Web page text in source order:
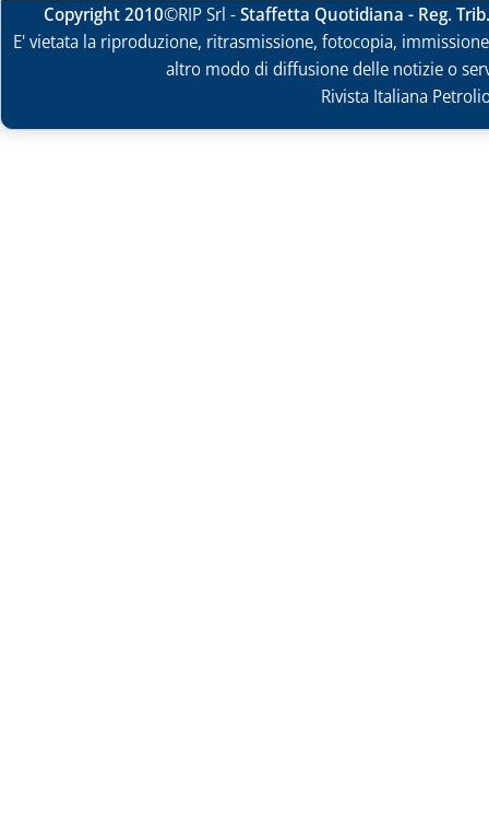
Copyright 2010©RIP Srl -Staffetta Quotidiana - Reg.
E' vietata la riproduzione, ritrasmissione, fotocopia,
altro modo di diffusione delle notizie o
Rivista Italiana